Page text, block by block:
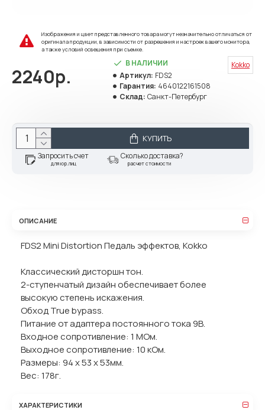
Изображения и цвет представленного товара могут незначительно отличаться от
оригинала продукции, в зависимости от разрешения и настроек вашего монитора,
а также условий освещения при съемке.
2240р.
В НАЛИЧИИ
Артикул: FDS2
Гарантия: 4640122161508
Склад: Санкт-Петербург
Kokko
КУПИТЬ
Запросить счет
для юр.лиц
Сколько доставка?
расчет стоимости
ОПИСАНИЕ
FDS2 Mini Distortion Педаль эффектов, Kokko
Классический дисторшн тон.
2-ступенчатый дизайн обеспечивает более
высокую степень искажения.
Обход True bypass.
Питание от адаптера постоянного тока 9В.
Входное сопротивление: 1 МОм.
Выходное сопротивление: 10 кОм.
Размеры: 94 х 53 х 53мм.
Вес: 178г.
ХАРАКТЕРИСТИКИ